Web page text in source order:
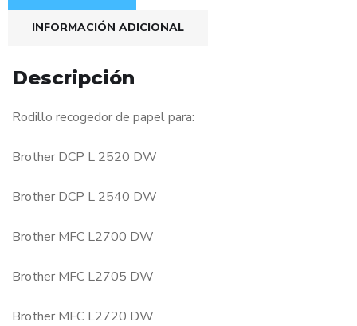
INFORMACIÓN ADICIONAL
Descripción
Rodillo recogedor de papel para:
Brother DCP L 2520 DW
Brother DCP L 2540 DW
Brother MFC L2700 DW
Brother MFC L2705 DW
Brother MFC L2720 DW